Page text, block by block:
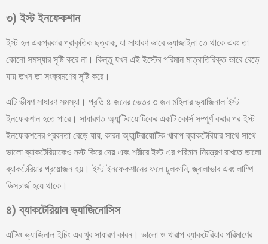
৩) ইস্ট ইনফেকশান
ইস্ট হল একপ্রকার প্রাকৃতিক ছত্রাক, যা সাধারণ ভাবে ভ্যাজাইনা তে থাকে এবং তা
কোনো সমস্যার সৃষ্টি করে না। কিন্তু যখন এই ইস্টের পরিমান মাত্রাতিরিক্ত ভাবে বেড়ে
যায় তখন তা সংক্রমণের সৃষ্টি করে।
এটি ভীষণ সাধারণ সমস্যা। প্রতি ৪ জনের ভেতর ৩ জন মহিলার ভ্যাজিনাল ইস্ট
ইনফেকশান হতে পারে। সাধারণত অ্যান্টিবায়োটিকের একটি কোর্স সম্পূর্ণ করার পর ইস্ট
ইনফেকশনের প্রবনতা বেড়ে যায়, কারন অ্যান্টিবায়োটিক খারাপ ব্যাকটেরিয়ার সাথে সাথে
ভালো ব্যাকটেরিয়াকেও নস্ট কিরে দেয় এবং শরীরে ইস্ট এর পরিমান নিয়ন্ত্রণ রাখতে ভালো
ব্যাকটেরিয়ার প্রয়োজন হয়। ইস্ট ইনফেকশানের ফলে চুলকানি, জ্বালাভাব এবং লাম্পি
ডিসচার্জ হয়ে থাকে।
৪)ব্যাকটেরিয়াল ভ্যাজিনোসিস
এটিও ভ্যাজিনাল ইচিং এর খুব সাধারণ কারন। ভালো ও খারাপ ব্যাকটেরিয়ার পরিমাণের